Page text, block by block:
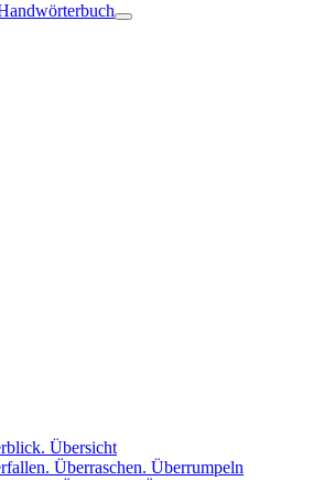
Übersicht
Überraschen. Überrumpeln